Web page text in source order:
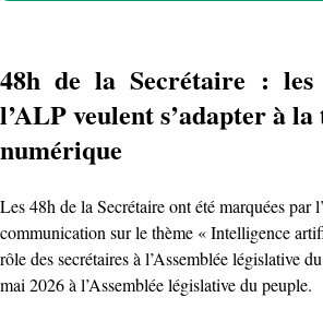
48h de la Secrétaire : les
l’ALP veulent s’adapter à
numérique
Les 48h de la Secrétaire ont été marquées par
communication sur le thème « Intelligence
rôle des secrétaires à l’Assemblée législative
mai 2026 à l’Assemblée législative du peuple.